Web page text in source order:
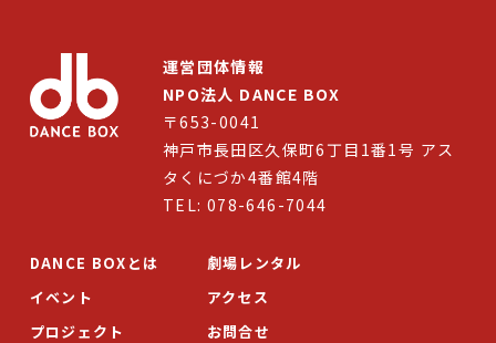
運営団体情報
NPO法人 DANCE BOX
〒653-0041
神戸市長田区久保町6丁目1番1号 アス
タくにづか4番館4階
TEL: 078-646-7044
DANCE BOXとは
イベント
プロジェクト
劇場レンタル
アクセス
お問合せ